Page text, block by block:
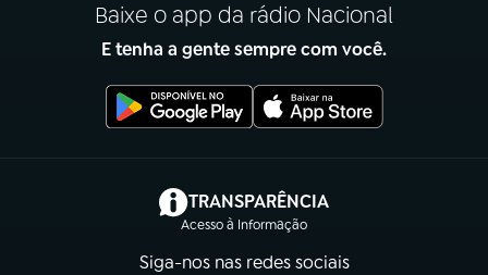
Baixe o app da rádio Nacional
E tenha a gente sempre com você.
TRANSPARÊNCIA
Acesso à Informação
(abre em nova aba)
Siga-nos nas redes sociais